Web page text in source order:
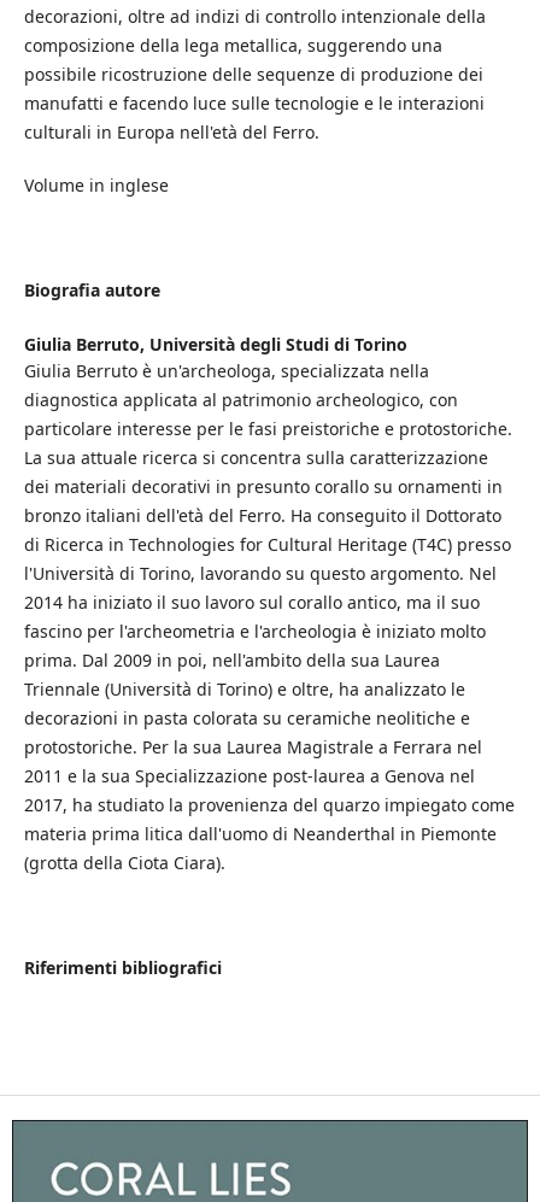
decorazioni, oltre ad indizi di controllo intenzionale della
composizione della lega metallica, suggerendo una
possibile ricostruzione delle sequenze di produzione dei
manufatti e facendo luce sulle tecnologie e le interazioni
culturali in Europa nell'età del Ferro.
Volume in inglese
Biografia autore
Giulia Berruto, Università degli Studi di Torino
Giulia Berruto è un'archeologa, specializzata nella
diagnostica applicata al patrimonio archeologico, con
particolare interesse per le fasi preistoriche e protostoriche.
La sua attuale ricerca si concentra sulla caratterizzazione
dei materiali decorativi in presunto corallo su ornamenti in
bronzo italiani dell'età del Ferro. Ha conseguito il Dottorato
di Ricerca in Technologies for Cultural Heritage (T4C) presso
l'Università di Torino, lavorando su questo argomento. Nel
2014 ha iniziato il suo lavoro sul corallo antico, ma il suo
fascino per l'archeometria e l'archeologia è iniziato molto
prima. Dal 2009 in poi, nell'ambito della sua Laurea
Triennale (Università di Torino) e oltre, ha analizzato le
decorazioni in pasta colorata su ceramiche neolitiche e
protostoriche. Per la sua Laurea Magistrale a Ferrara nel
2011 e la sua Specializzazione post-laurea a Genova nel
2017, ha studiato la provenienza del quarzo impiegato come
materia prima litica dall'uomo di Neanderthal in Piemonte
(grotta della Ciota Ciara).
Riferimenti bibliografici